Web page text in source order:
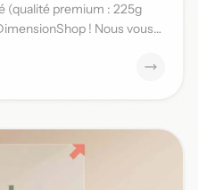
(qualité premium : 225g
! Nous vous